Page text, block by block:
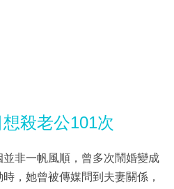
殺老公101次
非一帆風順，曾多次鬧婚變成
，她曾被傳媒問到夫妻關係，